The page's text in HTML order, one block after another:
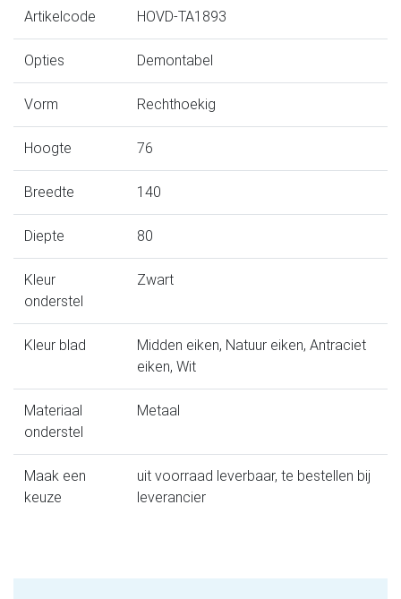
Artikelcode HOVD-TA1893
Opties Demontabel
Vorm Rechthoekig
Hoogte 76
Breedte 140
Diepte 80
Kleur
onderstel
Zwart
Kleur blad
Midden eiken, Natuur eiken, Antraciet
eiken, Wit
Materiaal
onderstel
Metaal
Maak een
keuze
uit voorraad leverbaar, te bestellen bij
leverancier